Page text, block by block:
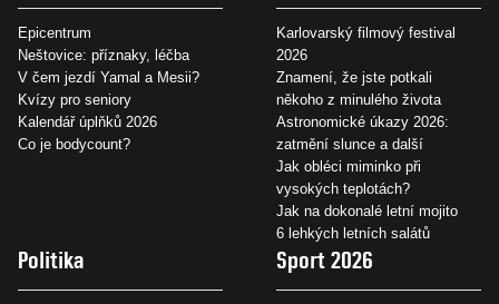
Epicentrum
Neštovice: příznaky, léčba
V čem jezdí Yamal a Mesii?
Kvízy pro seniory
Kalendář úplňků 2026
Co je bodycount?
Karlovarský filmový festival
2026
Znamení, že jste potkali
někoho z minulého života
Astronomické úkazy 2026:
zatmění slunce a další
Jak obléci miminko při
vysokých teplotách?
Jak na dokonalé letní mojito
6 lehkých letních salátů
Politika Sport 2026